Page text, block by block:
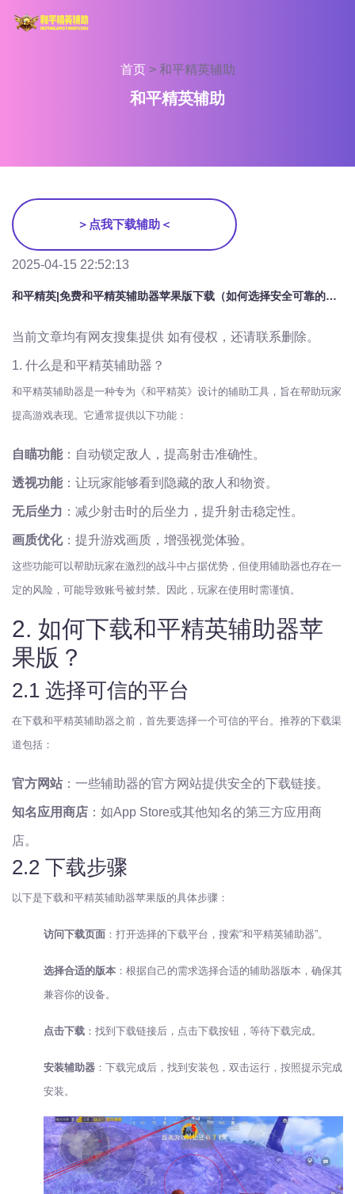
首页 > 和平精英辅助
和平精英辅助
＞点我下载辅助＜
2025-04-15 22:52:13
和平精英|免费和平精英辅助器苹果版下载（如何选择安全可靠的和平精英辅助器下载来源？）
当前文章均有网友搜集提供 如有侵权，还请联系删除。
1. 什么是和平精英辅助器？
和平精英辅助器是一种专为《和平精英》设计的辅助工具，旨在帮助玩家
提高游戏表现。它通常提供以下功能：
自瞄功能：自动锁定敌人，提高射击准确性。
透视功能：让玩家能够看到隐藏的敌人和物资。
无后坐力 ：减少射击时的后坐力，提升射击稳定性。
画质优化：提升游戏画质，增强视觉体验。
这些功能可以帮助玩家在激烈的战斗中占据优势，但使用辅助器也存在一
定的风险，可能导致账号被封禁。因此，玩家在使用时需谨慎。
2. 如何下载和平精英辅助器苹
果版？
2.1 选择可信的平台
在下载和平精英辅助器之前，首先要选择一个可信的平台。推荐的下载渠
道包括：
官方网站：一些辅助器的官方网站提供安全的下载链接。
知名应用商店 ：如App Store或其他知名的第三方应用商
店。
2.2 下载步骤
以下是下载和平精英辅助器苹果版的具体步骤：
访问下载页面 ：打开选择的下载平台，搜索“和平精英辅助器”。
选择合适的版本 ：根据自己的需求选择合适的辅助器版本，确保其
兼容你的设备。
点击下载 ：找到下载链接后，点击下载按钮，等待下载完成。
安装辅助器 ：下载完成后，找到安装包，双击运行，按照提示完成
安装。